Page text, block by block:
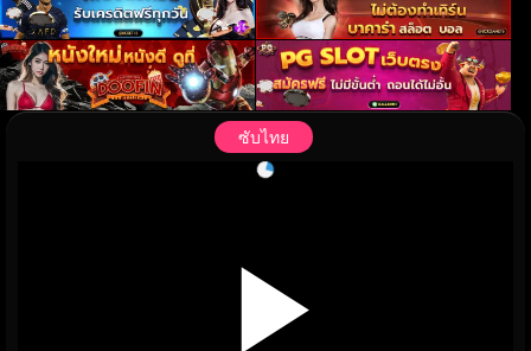
ซับไทย